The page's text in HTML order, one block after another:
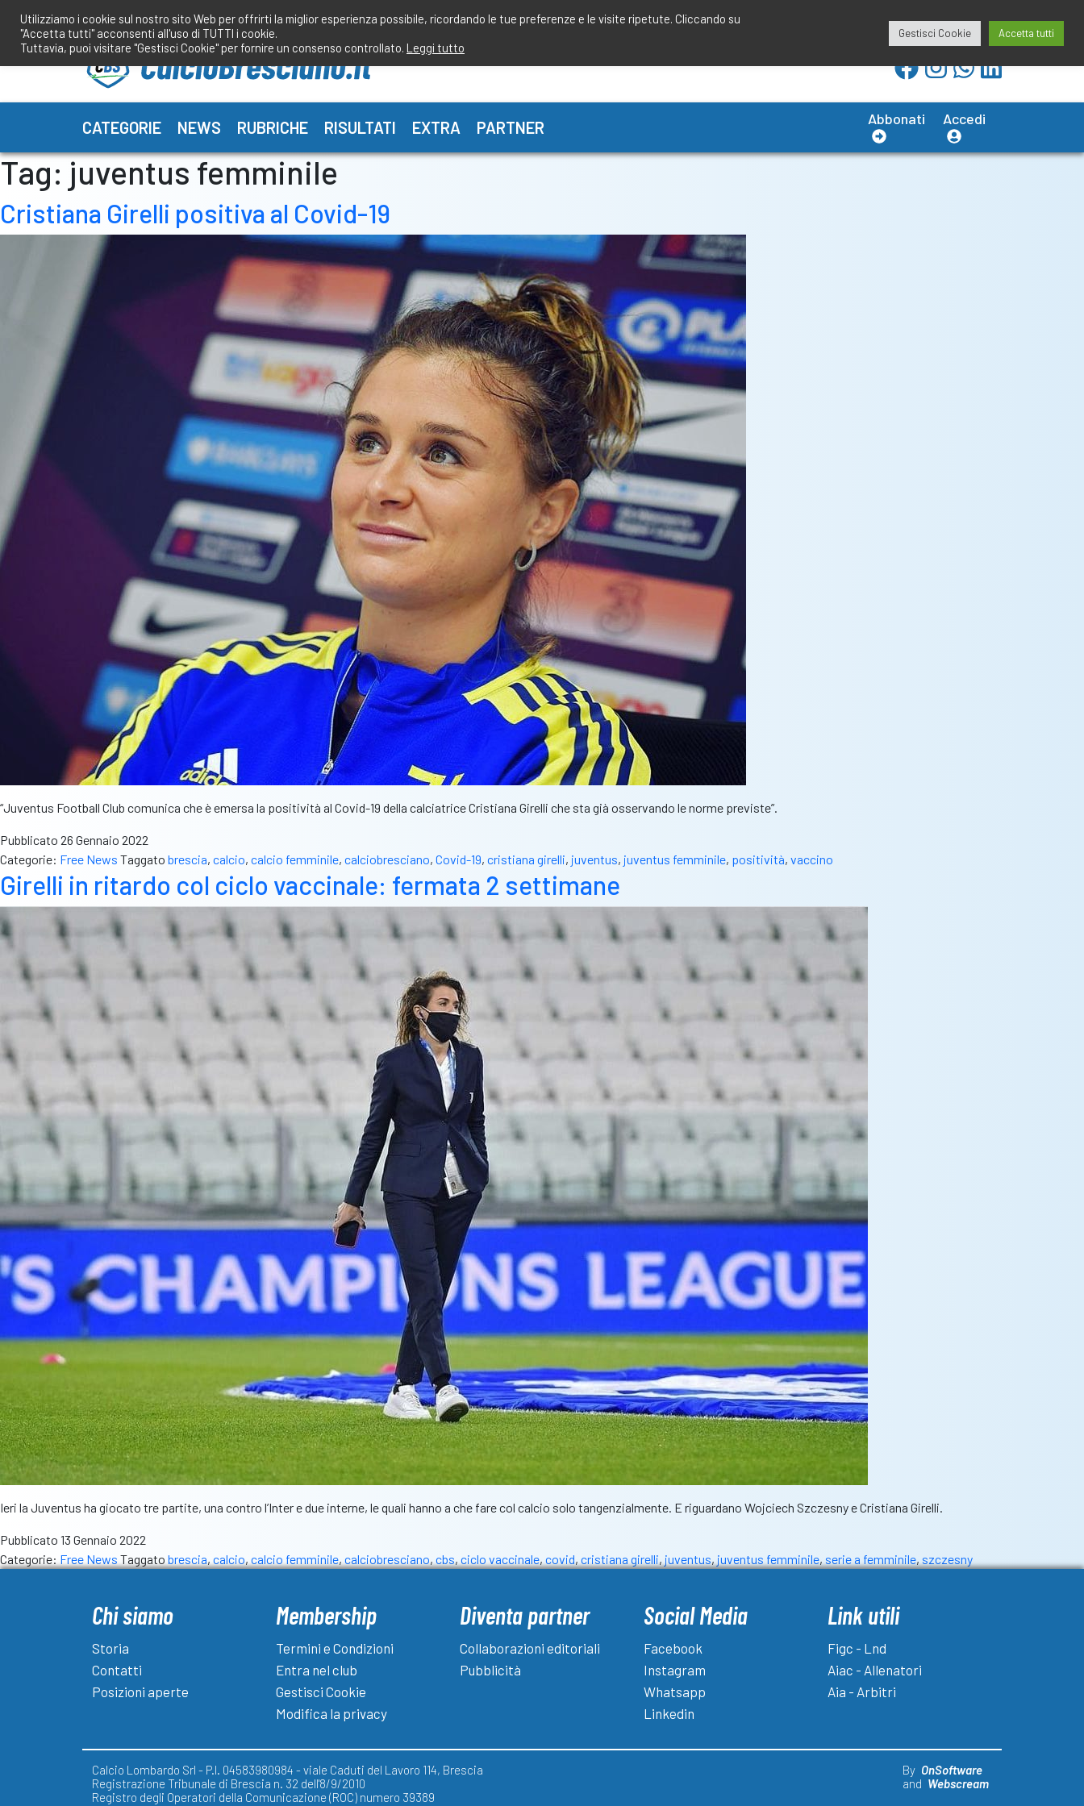
contenuto
redazione@calciobresciano.it
CATEGORIE NEWS RUBRICHE RISULTATI EXTRA PARTNER Abbonati Accedi
Tag: juventus femminile
Cristiana Girelli positiva al Covid-19
“Juventus Football Club comunica che è emersa la positività al Covid-19 della calciatrice Cristiana Girelli che sta già osservando le norme previste”.
Pubblicato 26 Gennaio 2022
Categorie: Free News Taggato brescia, calcio, calcio femminile, calciobresciano, Covid-19, cristiana girelli, juventus, juventus femminile, positività, vaccino
Girelli in ritardo col ciclo vaccinale: fermata 2 settimane
Ieri la Juventus ha giocato tre partite, una contro l’Inter e due interne, le quali hanno a che fare col calcio solo tangenzialmente. E riguardano Wojciech Szczesny e Cristiana Girelli.
Pubblicato 13 Gennaio 2022
Categorie: Free News Taggato brescia, calcio, calcio femminile, calciobresciano, cbs, ciclo vaccinale, covid, cristiana girelli, juventus, juventus femminile, serie a femminile, szczesny
Chi siamo
Storia
Contatti
Posizioni aperte
Membership
Termini e Condizioni
Entra nel club
Gestisci Cookie
Modifica la privacy
Diventa partner
Collaborazioni editoriali
Pubblicità
Social Media
Facebook
Instagram
Whatsapp
Linkedin
Link utili
Figc - Lnd
Aiac - Allenatori
Aia - Arbitri
Calcio Lombardo Srl - P.I. 04583980984 - viale Caduti del Lavoro 114, Brescia
Registrazione Tribunale di Brescia n. 32 dell'8/9/2010
Registro degli Operatori della Comunicazione (ROC) numero 39389
By OnSoftware
and Webscream
Utilizziamo i cookie sul nostro sito Web per offrirti la miglior esperienza possibile, ricordando le tue preferenze e le visite ripetute. Cliccando su
"Accetta tutti" acconsenti all'uso di TUTTI i cookie.
Tuttavia, puoi visitare "Gestisci Cookie" per fornire un consenso controllato. Leggi tutto
Gestisci Cookie Accetta tutti